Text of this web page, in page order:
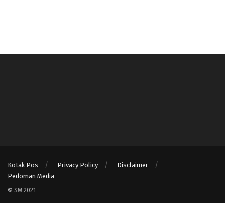
Kotak Pos Privacy Policy
Disclaimer
Pedoman Media
© SM 2021